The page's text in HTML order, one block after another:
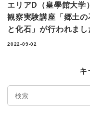
エリアD（皇學館大学
観察実験講座「郷土の
と化石」が行われまし
2022-09-02
キ
索